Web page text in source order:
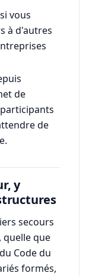
vous
à d'autres
de
de
y
secours
quelle que
Code du
formés,